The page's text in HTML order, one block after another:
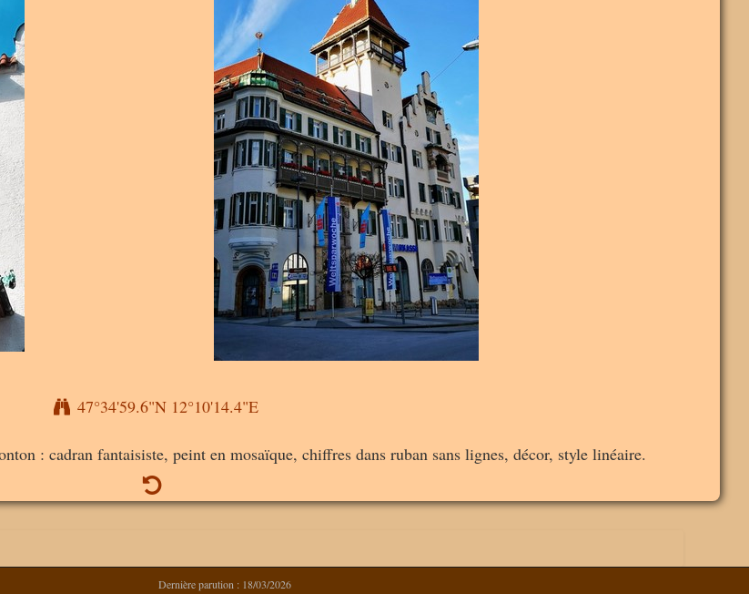
47°34'59.6"N 12°10'14.4"E
: cadran fantaisiste, peint en mosaïque, chiffres dans ruban sans lignes, décor, style linéaire.
Dernière parution : 18/03/2026